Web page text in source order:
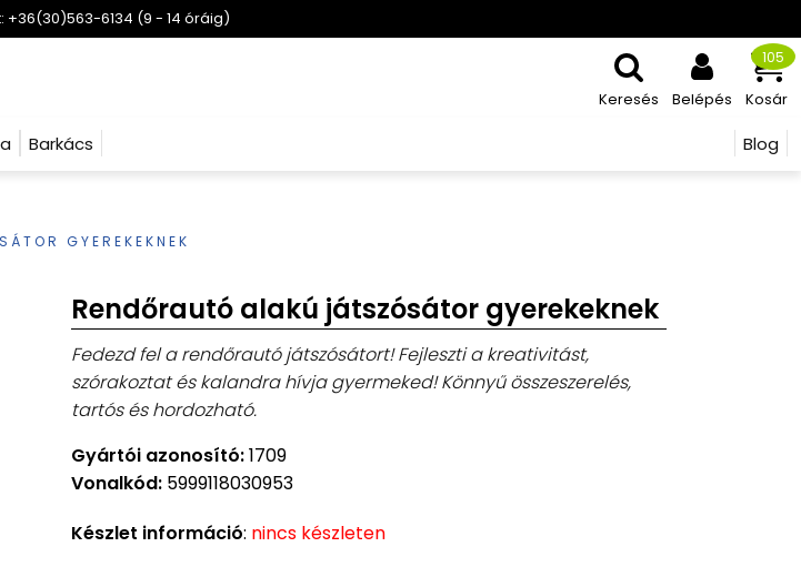
+36(30)563-6134 (9 - 14 óráig)
Keresés Belépés Kosár
105
Blog
Barkács
GYEREKEKNEK
Rendőrautó alakú játszósátor gyerekeknek
Fedezd fel a rendőrautó játszósátort! Fejleszti a kreativitást,
szórakoztat és kalandra hívja gyermeked! Könnyű összeszerelés,
tartós és hordozható.
Gyártói azonosító:1709
Vonalkód: 5999118030953
Készlet információ: nincs készleten